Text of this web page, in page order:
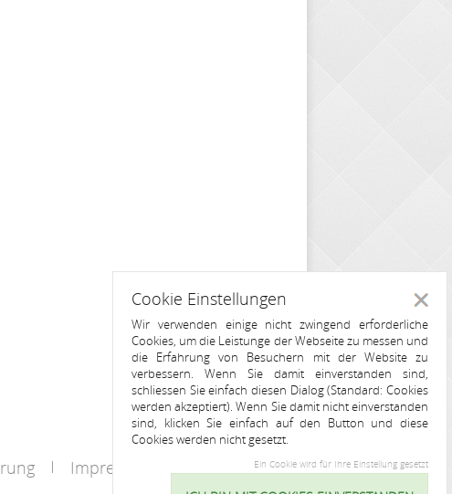
Impressum Kontakt
Cookie Einstellungen
Wir verwenden einige nicht zwingend erforderliche
Cookies, um die Leistunge der Webseite zu messen und
die Erfahrung von Besuchern mit der Website zu
verbessern. Wenn Sie damit einverstanden sind,
schliessen Sie einfach diesen Dialog (Standard: Cookies
werden akzeptiert). Wenn Sie damit nicht einverstanden
sind, klicken Sie einfach auf den Button und diese
Cookies werden nicht gesetzt.
Ein Cookie wird für Ihre Einstellung gesetzt